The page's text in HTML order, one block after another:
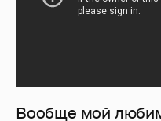
Вообще мой